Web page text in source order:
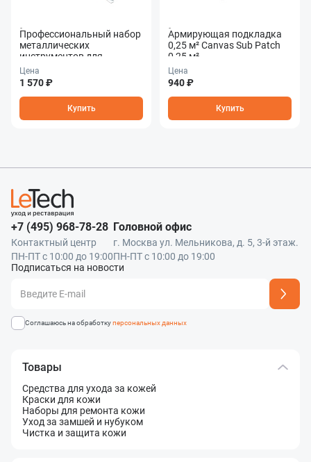
Профессиональный набор
металлических
инструментов для
ремонта кожи Стеки
Leather Repait Tools Kit
Цена
1 570 ₽
Купить
Армирующая подкладка
0,25 м² Canvas Sub Patch
0,25 м²
Цена
940 ₽
Купить
+7 (495) 968-78-28
Контактный центр
ПН-ПТ с 10:00 до 19:00
Головной офис
г. Москва ул. Мельникова, д. 5, 3-й этаж.
ПН-ПТ с 10:00 до 19:00
Подписаться на новости
Адрес подписки успешно добавлен
Соглашаюсь на обработкуперсональных данных
Товары
Средства для ухода за кожей
Краски для кожи
Наборы для ремонта кожи
Уход за замшей и нубуком
Чистка и защита кожи